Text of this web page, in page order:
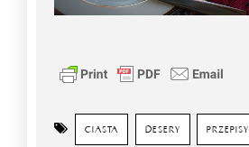
CIASTA DESERY PRZEPISY